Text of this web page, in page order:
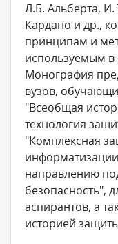
Л.Б. Альберта,
Кардано и др.,
принципам и
используемым в
Монография
вузов,
"Всеобщая
технология
"Комплексная
направлению
безопасность",
аспирантов, а
историей